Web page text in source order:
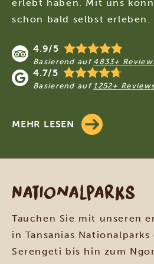
erlebt haben. Mit uns
schon bald selbst erleben.
4.9/5
Basierend auf 4833+
4.7/5
Basierend auf 1252+
MEHR LESEN
Nationalparks
Tauchen Sie mit unseren
in Tansanias
Serengeti bis hin zum